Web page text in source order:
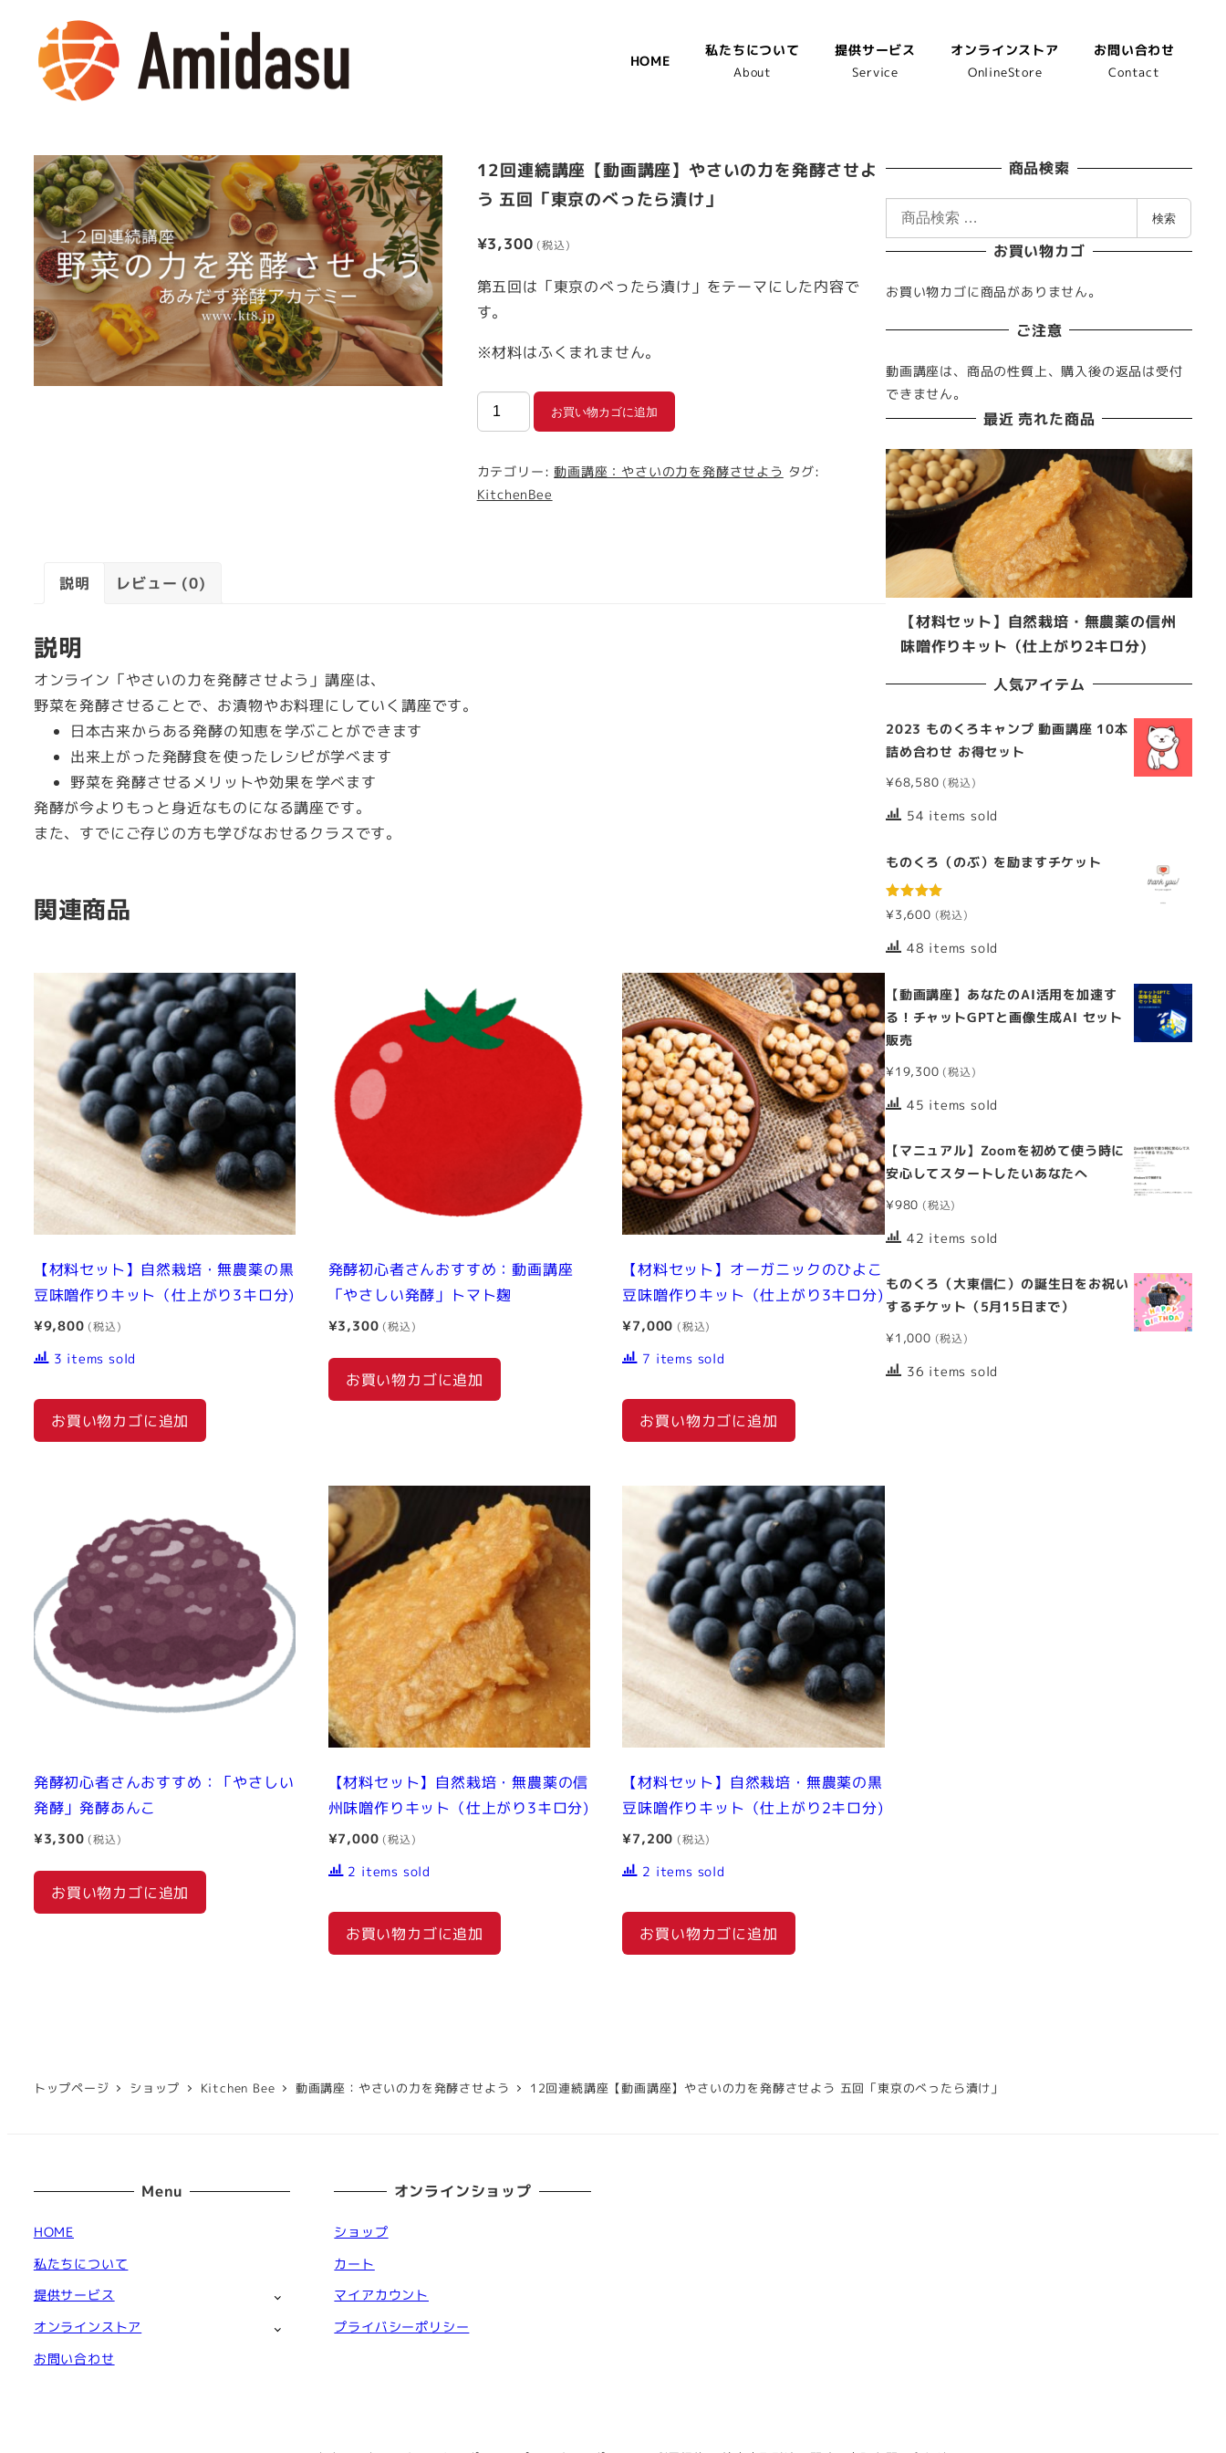
HOME
私たちについて
About
提供サービス
Service
オンラインストア
OnlineStore
お問い合わせ
Contact
12回連続講座【動画講座】やさいの力を発酵させよ
う 五回「東京のべったら漬け」
¥3,300
第五回は「東京のべったら漬け」をテーマにした内容で
す。
※材料はふくまれません。
12
回
続
講
回
「東
京
け」
お買い物カゴに追加
カテゴリー:動画講座：やさいの力を発酵させよう タグ:
KitchenBee
説明 レビュー (0)
説明
オンライン「やさいの力を発酵させよう」講座は、
野菜を発酵させることで、お漬物やお料理にしていく講座です。
日本古来からある発酵の知恵を学ぶことができます
出来上がった発酵食を使ったレシピが学べます
野菜を発酵させるメリットや効果を学べます
発酵が今よりもっと身近なものになる講座です。
また、すでにご存じの方も学びなおせるクラスです。
関連商品
【材料セット】自然栽培・無農薬の黒
豆味噌作りキット（仕上がり3キロ分)
¥9,800
3 items sold
お買い物カゴに追加
発酵初心者さんおすすめ：動画講座
「やさしい発酵」トマト麹
¥3,300
お買い物カゴに追加
【材料セット】オーガニックのひよこ
豆味噌作りキット（仕上がり3キロ分)
¥7,000
7 items sold
お買い物カゴに追加
発酵初心者さんおすすめ：「やさしい
発酵」発酵あんこ
¥3,300
お買い物カゴに追加
【材料セット】自然栽培・無農薬の信
州味噌作りキット（仕上がり3キロ分)
¥7,000
2 items sold
お買い物カゴに追加
【材料セット】自然栽培・無農薬の黒
豆味噌作りキット（仕上がり2キロ分)
¥7,200
2 items sold
お買い物カゴに追加
商品検索
対
:
検索
お買い物カゴ
お買い物カゴに商品がありません。
ご注意
動画講座は、商品の性質上、購入後の返品は受付
できません。
最近 売れた商品
【材料セット】自然栽培・無農薬の信州
味噌作りキット（仕上がり2キロ分)
人気アイテム
2023 ものくろキャンプ 動画講座 10本
詰め合わせ お得セット
¥68,580
54 items sold
ものくろ（のぶ）を励ますチケット
5段階中
5.00の評価
¥3,600
48 items sold
【動画講座】あなたのAI活用を加速す
る！チャットGPTと画像生成AI セット
販売
¥19,300
45 items sold
【マニュアル】Zoomを初めて使う時に
安心してスタートしたいあなたへ
¥980
42 items sold
ものくろ（大東信仁）の誕生日をお祝い
するチケット（5月15日まで）
¥1,000
36 items sold
トップページ ショップ Kitchen Bee 動画講座：やさいの力を発酵させよう 12回連続講座【動画講座】やさいの力を発酵させよう 五回「東京のべったら漬け」
Menu
HOME
私たちについて
提供サービス
オンラインストア
お問い合わせ
オンラインショップ
ショップ
カート
マイアカウント
プライバシーポリシー